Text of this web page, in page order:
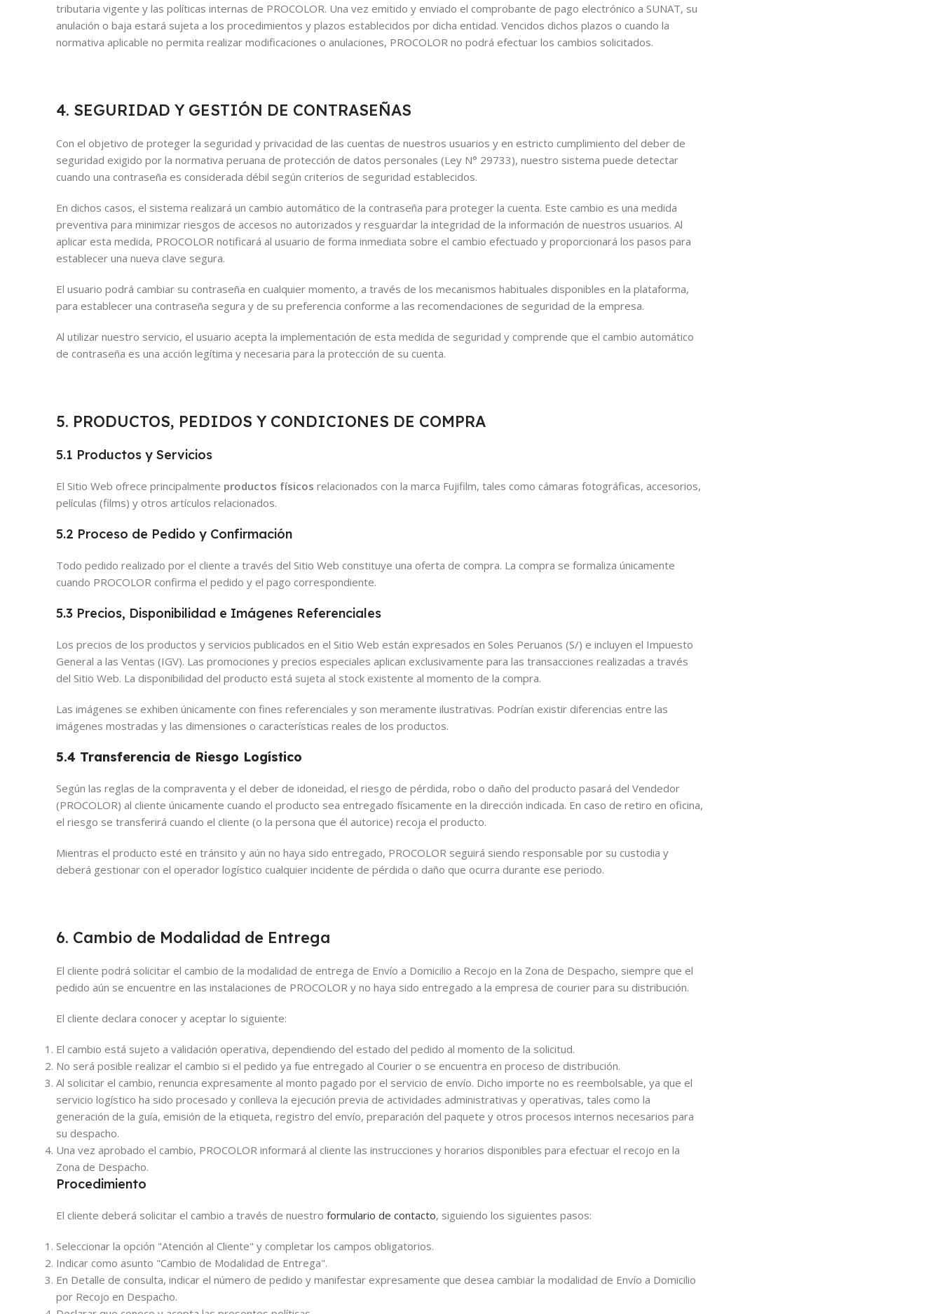
tributaria vigente y las políticas internas de PROCOLOR. Una vez emitido y enviado el comprobante de pago electrónico a SUNAT, su
anulación o baja estará sujeta a los procedimientos y plazos establecidos por dicha entidad. Vencidos dichos plazos o cuando la
normativa aplicable no permita realizar modificaciones o anulaciones, PROCOLOR no podrá efectuar los cambios solicitados.
4. SEGURIDAD Y GESTIÓN DE CONTRASEÑAS
Con el objetivo de proteger la seguridad y privacidad de las cuentas de nuestros usuarios y en estricto cumplimiento del deber de
seguridad exigido por la normativa peruana de protección de datos personales (Ley N° 29733), nuestro sistema puede detectar
cuando una contraseña es considerada débil según criterios de seguridad establecidos.
En dichos casos, el sistema realizará un cambio automático de la contraseña para proteger la cuenta. Este cambio es una medida
preventiva para minimizar riesgos de accesos no autorizados y resguardar la integridad de la información de nuestros usuarios. Al
aplicar esta medida, PROCOLOR notificará al usuario de forma inmediata sobre el cambio efectuado y proporcionará los pasos para
establecer una nueva clave segura.
El usuario podrá cambiar su contraseña en cualquier momento, a través de los mecanismos habituales disponibles en la plataforma,
para establecer una contraseña segura y de su preferencia conforme a las recomendaciones de seguridad de la empresa.
Al utilizar nuestro servicio, el usuario acepta la implementación de esta medida de seguridad y comprende que el cambio automático
de contraseña es una acción legítima y necesaria para la protección de su cuenta.
5. PRODUCTOS, PEDIDOS Y CONDICIONES DE COMPRA
5.1 Productos y Servicios
El Sitio Web ofrece principalmente productos físicos relacionados con la marca Fujifilm, tales como cámaras fotográficas, accesorios,
películas (films) y otros artículos relacionados.
5.2 Proceso de Pedido y Confirmación
Todo pedido realizado por el cliente a través del Sitio Web constituye una oferta de compra. La compra se formaliza únicamente
cuando PROCOLOR confirma el pedido y el pago correspondiente.
5.3 Precios, Disponibilidad e Imágenes Referenciales
Los precios de los productos y servicios publicados en el Sitio Web están expresados en Soles Peruanos (S/) e incluyen el Impuesto
General a las Ventas (IGV). Las promociones y precios especiales aplican exclusivamente para las transacciones realizadas a través
del Sitio Web. La disponibilidad del producto está sujeta al stock existente al momento de la compra.
Las imágenes se exhiben únicamente con fines referenciales y son meramente ilustrativas. Podrían existir diferencias entre las
imágenes mostradas y las dimensiones o características reales de los productos.
5.4 Transferencia de Riesgo Logístico
Según las reglas de la compraventa y el deber de idoneidad, el riesgo de pérdida, robo o daño del producto pasará del Vendedor
(PROCOLOR) al cliente únicamente cuando el producto sea entregado físicamente en la dirección indicada. En caso de retiro en oficina,
el riesgo se transferirá cuando el cliente (o la persona que él autorice) recoja el producto.
Mientras el producto esté en tránsito y aún no haya sido entregado, PROCOLOR seguirá siendo responsable por su custodia y
deberá gestionar con el operador logístico cualquier incidente de pérdida o daño que ocurra durante ese periodo.
6. Cambio de Modalidad de Entrega
El cliente podrá solicitar el cambio de la modalidad de entrega de Envío a Domicilio a Recojo en la Zona de Despacho, siempre que el
pedido aún se encuentre en las instalaciones de PROCOLOR y no haya sido entregado a la empresa de courier para su distribución.
El cliente declara conocer y aceptar lo siguiente:
El cambio está sujeto a validación operativa, dependiendo del estado del pedido al momento de la solicitud.
No será posible realizar el cambio si el pedido ya fue entregado al Courier o se encuentra en proceso de distribución.
Al solicitar el cambio, renuncia expresamente al monto pagado por el servicio de envío. Dicho importe no es reembolsable, ya que el
servicio logístico ha sido procesado y conlleva la ejecución previa de actividades administrativas y operativas, tales como la
generación de la guía, emisión de la etiqueta, registro del envío, preparación del paquete y otros procesos internos necesarios para
su despacho.
Una vez aprobado el cambio, PROCOLOR informará al cliente las instrucciones y horarios disponibles para efectuar el recojo en la
Zona de Despacho.
Procedimiento
El cliente deberá solicitar el cambio a través de nuestro formulario de contacto, siguiendo los siguientes pasos:
Seleccionar la opción "Atención al Cliente" y completar los campos obligatorios.
Indicar como asunto "Cambio de Modalidad de Entrega".
En Detalle de consulta, indicar el número de pedido y manifestar expresamente que desea cambiar la modalidad de Envío a Domicilio
por Recojo en Despacho.